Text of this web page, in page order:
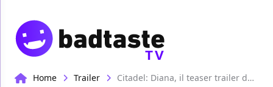
TV
Home Trailer Citadel: Diana, il teaser trailer della serie con Matilda De Angelis in arrivo nel 2024